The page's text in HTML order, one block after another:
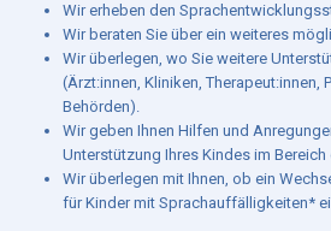
Wir erheben den
Wir beraten Sie über ein weiteres
Wir überlegen, wo Sie weitere
(Ärzt:innen, Kliniken, Therapeut:innen,
Behörden).
Wir geben Ihnen Hilfen und
Unterstützung Ihres Kindes im
Wir überlegen mit Ihnen, ob ein
für Kinder mit Sprachauffälligkeiten*